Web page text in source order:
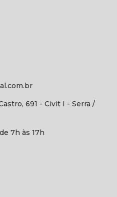
691 - Civit I - Serra /
7h às 17h